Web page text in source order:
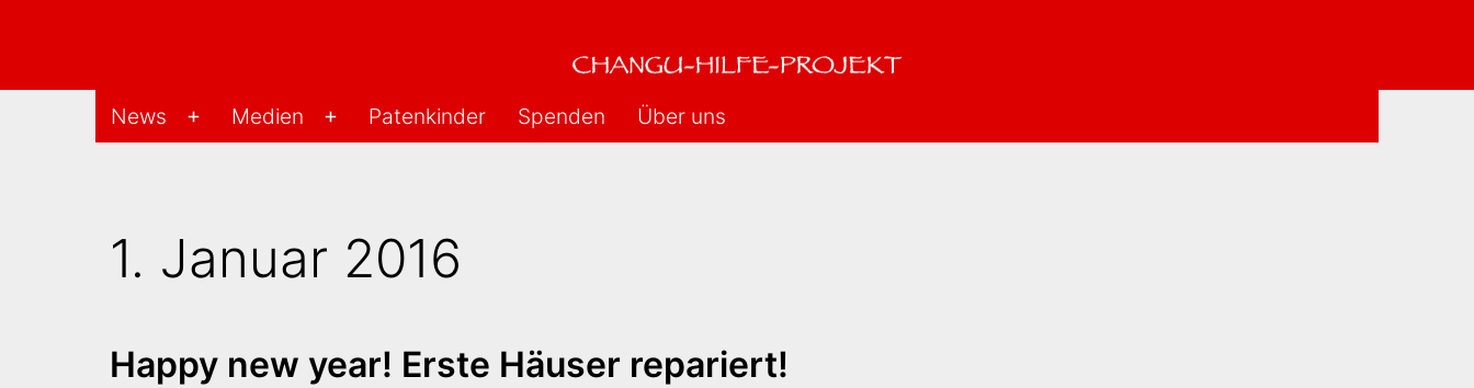
Changu-
News
Menü
Medien
Menü
Patenkinder Spenden Über uns
1. Januar 2016
Happy new year! Erste Häuser repariert!